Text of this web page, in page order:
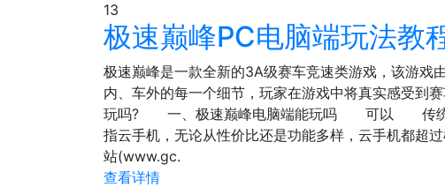
13
极速巅峰PC电脑端玩法教
极速巅峰是一款全新的3A级赛车竞速类游戏，该游戏
内、车外的每一个细节，玩家在游戏中将真实感受到
玩吗? 一、极速巅峰电脑端能玩吗 可以 传统安卓
指云手机，无论从性价比还是功能多样，云手机
站(www.gc.
查看详情